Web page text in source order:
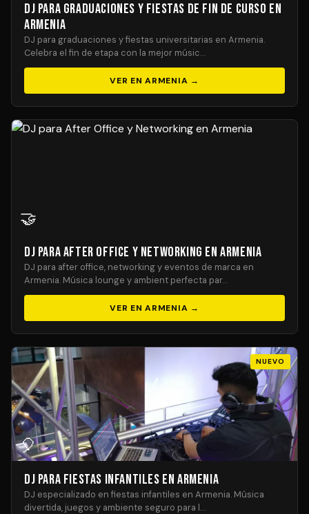
DJ para Graduaciones y Fiestas de Fin de Curso en
Armenia
DJ para graduaciones y fiestas universitarias en Armenia.
Celebra el fin de etapa con la mejor músic…
VER EN ARMENIA →
🤝
DJ para After Office y Networking en Armenia
DJ para after office, networking y eventos de marca en
Armenia. Música lounge y ambient perfecta par…
VER EN ARMENIA →
NUEVO
🎈
DJ para Fiestas Infantiles en Armenia
DJ especializado en fiestas infantiles en Armenia. Música
divertida, juegos y ambiente seguro para l…